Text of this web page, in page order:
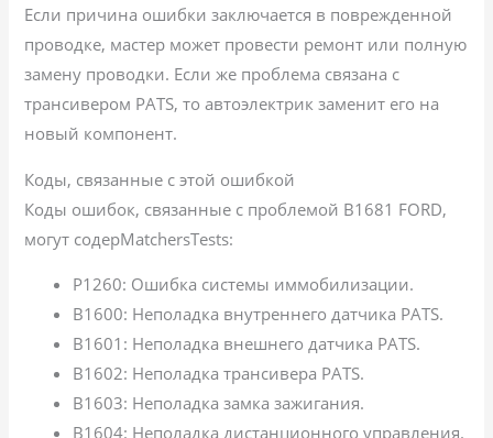
Если причина ошибки заключается в поврежденной
проводке, мастер может провести ремонт или полную
замену проводки. Если же проблема связана с
трансивером PATS, то автоэлектрик заменит его на
новый компонент.
Коды, связанные с этой ошибкой
Коды ошибок, связанные с проблемой B1681 FORD,
могут содерMatchersTests:
P1260: Ошибка системы иммобилизации.
B1600: Неполадка внутреннего датчика PATS.
B1601: Неполадка внешнего датчика PATS.
B1602: Неполадка трансивера PATS.
B1603: Неполадка замка зажигания.
B1604: Неполадка дистанционного управления.